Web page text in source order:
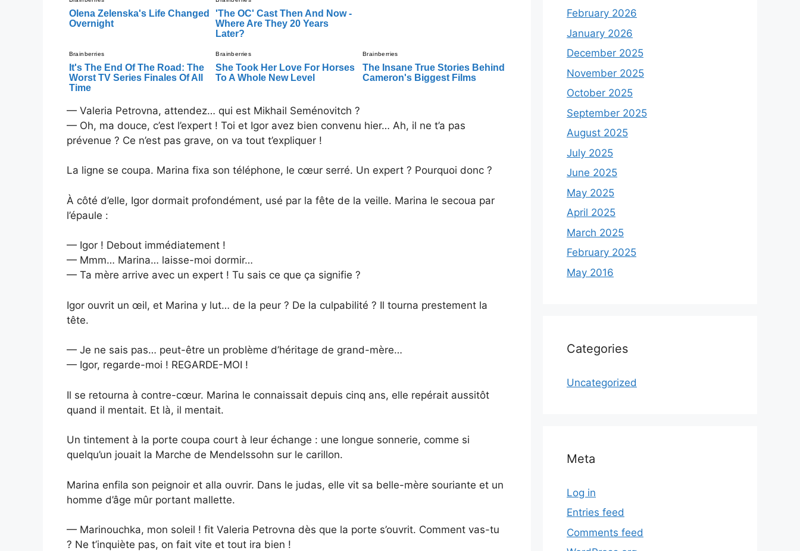
— Valeria Petrovna, attendez… qui est Mikhail Seménovitch ?
— Oh, ma douce, c’est l’expert ! Toi et Igor avez bien convenu hier… Ah, il ne t’a pas
prévenue ? Ce n’est pas grave, on va tout t’expliquer !
La ligne se coupa. Marina fixa son téléphone, le cœur serré. Un expert ? Pourquoi donc ?
À côté d’elle, Igor dormait profondément, usé par la fête de la veille. Marina le secoua par
l’épaule :
— Igor ! Debout immédiatement !
— Mmm… Marina… laisse-moi dormir…
— Ta mère arrive avec un expert ! Tu sais ce que ça signifie ?
Igor ouvrit un œil, et Marina y lut… de la peur ? De la culpabilité ? Il tourna prestement la
tête.
— Je ne sais pas… peut-être un problème d’héritage de grand-mère…
— Igor, regarde-moi ! REGARDE-MOI !
Il se retourna à contre-cœur. Marina le connaissait depuis cinq ans, elle repérait aussitôt
quand il mentait. Et là, il mentait.
Un tintement à la porte coupa court à leur échange : une longue sonnerie, comme si
quelqu’un jouait la Marche de Mendelssohn sur le carillon.
Marina enfila son peignoir et alla ouvrir. Dans le judas, elle vit sa belle-mère souriante et un
homme d’âge mûr portant mallette.
— Marinouchka, mon soleil ! fit Valeria Petrovna dès que la porte s’ouvrit. Comment vas-tu
? Ne t’inquiète pas, on fait vite et tout ira bien !
February 2026
January 2026
December 2025
November 2025
October 2025
September 2025
August 2025
July 2025
June 2025
May 2025
April 2025
March 2025
February 2025
May 2016
Categories
Uncategorized
Meta
Log in
Entries feed
Comments feed